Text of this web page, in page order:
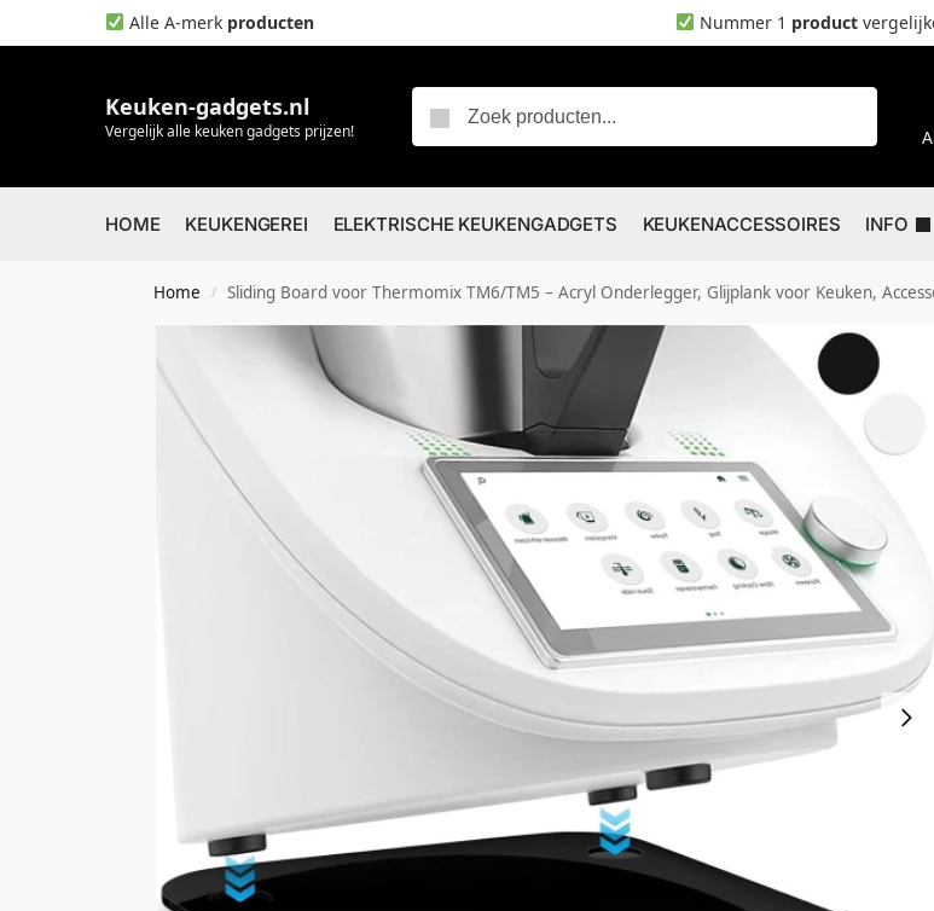
Alle A-merk producten Nummer 1 product
Keuken-gadgets.nl
Vergelijk alle keuken gadgets prijzen!
HOME KEUKENGEREI ELEKTRISCHE KEUKENGADGETS KEUKENACCESSOIRES INFO
Home / Sliding Board voor Thermomix TM6/TM5 – Acryl Onderlegger, Glijplank voor Keuken,